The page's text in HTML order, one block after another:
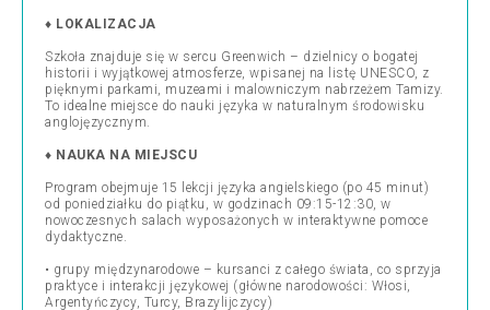
♦ LOKALIZACJA
Szkoła znajduje się w sercu Greenwich – dzielnicy o bogatej
historii i wyjątkowej atmosferze, wpisanej na listę UNESCO, z
pięknymi parkami, muzeami i malowniczym nabrzeżem Tamizy.
To idealne miejsce do nauki języka w naturalnym środowisku
anglojęzycznym.
♦ NAUKA NA MIEJSCU
Program obejmuje 15 lekcji języka angielskiego (po 45 minut)
od poniedziałku do piątku, w godzinach 09:15-12:30, w
nowoczesnych salach wyposażonych w interaktywne pomoce
dydaktyczne.
• grupy międzynarodowe – kursanci z całego świata, co sprzyja
praktyce i interakcji językowej (główne narodowości: Włosi,
Argentyńczycy, Turcy, Brazylijczycy)